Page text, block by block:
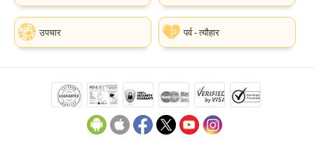
उपचार पर्व - त्यौहार